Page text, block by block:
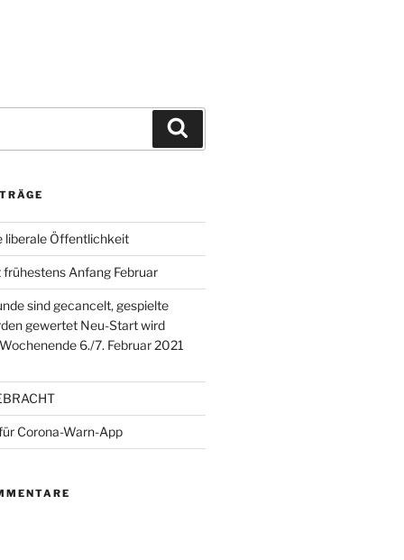
liberale Öffentlichkeit
Anfang Februar
sind gecancelt, gespielte
gewertet Neu-Start wird
6./7. Februar 2021
Corona-Warn-App